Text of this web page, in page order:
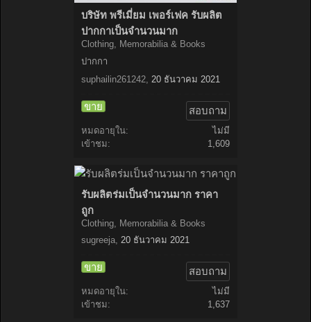
บริษัท พรีเมี่ยม เพอร์เฟค รับผลิต
ปากกาเป็นจำนวนมาก
Clothing, Memorabilia & Books
ปากกา
suphailin261242 20 ธันวาคม 2021
ขาย สอบถาม
หมดอายุใน:
ไม่มี
เข้าชม:
1,609
รับผลิตร่มเป็นจำนวนมาก ราคา
ถูก
Clothing, Memorabilia & Books
sugreeja, 20 ธันวาคม 2021
ขาย สอบถาม
หมดอายุใน:
ไม่มี
เข้าชม:
1,637